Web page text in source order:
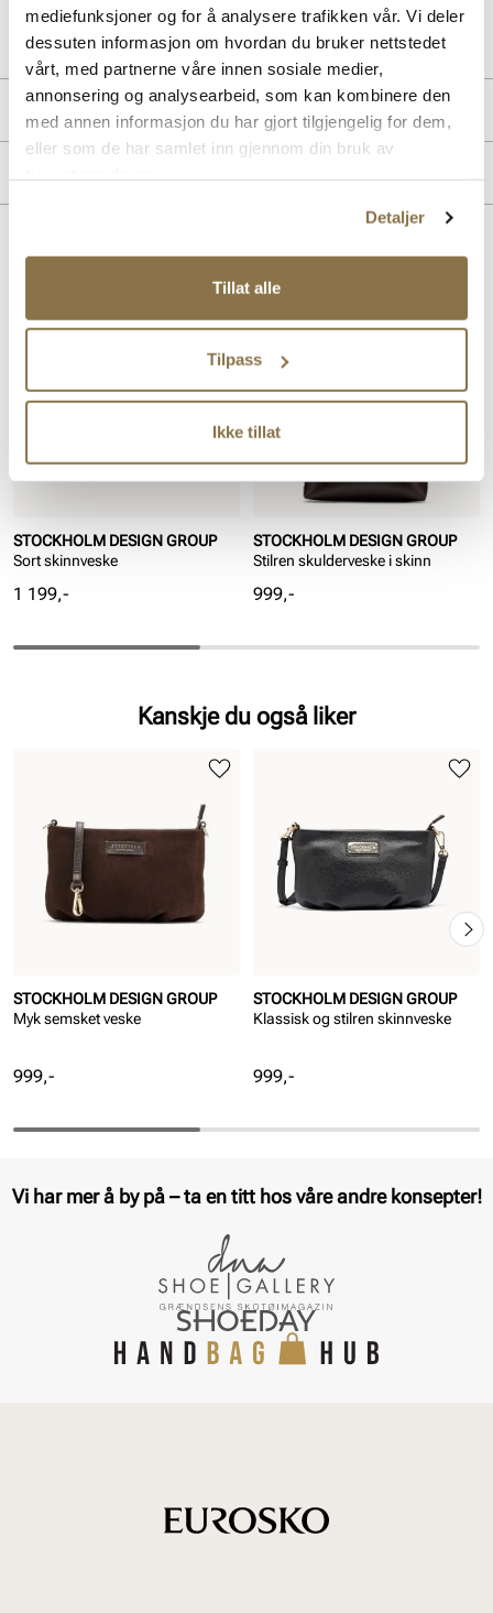
mediefunksjoner og for å analysere trafikken vår. Vi deler
dessuten informasjon om hvordan du bruker nettstedet
vårt, med partnerne våre innen sosiale medier,
annonsering og analysearbeid, som kan kombinere den
med annen informasjon du har gjort tilgjengelig for dem,
eller som de har samlet inn gjennom din bruk av
Detaljer
Tillat alle
Tilpass
Ikke tillat
Art. nr96643405
Lev. art. nr8711
Produktdetaljer
Overdel: Skinn
Lignende produkter
STOCKHOLM DESIGN GROUP
Sort skinnveske
Pris
1 199,-
STOCKHOLM DESIGN GROUP
Stilren skulderveske i skinn
Pris
999,-
Kanskje du også liker
STOCKHOLM DESIGN GROUP
Myk semsket veske
Pris
999,-
STOCKHOLM DESIGN GROUP
Klassisk og stilren skinnveske
Pris
999,-
Vi har mer å by på – ta en titt hos våre andre konsepter!